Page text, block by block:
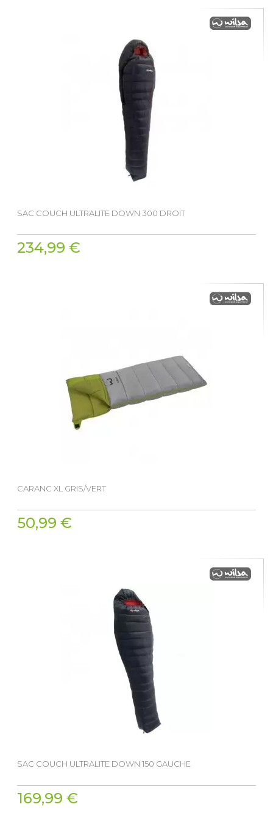
SAC COUCH ULTRALITE DOWN 300 DROIT
234,99 €
CARANC XL GRIS/VERT
50,99 €
SAC COUCH ULTRALITE DOWN 150 GAUCHE
169,99 €